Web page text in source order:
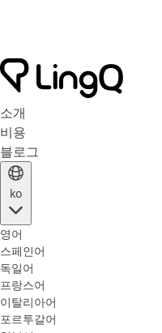
소개
비용
블로그
ko
영어
스페인어
독일어
프랑스어
이탈리아어
포르투갈어